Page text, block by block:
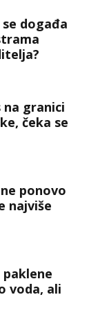
događa
na granici
čeka se
ponovo
najviše
paklene
voda, ali